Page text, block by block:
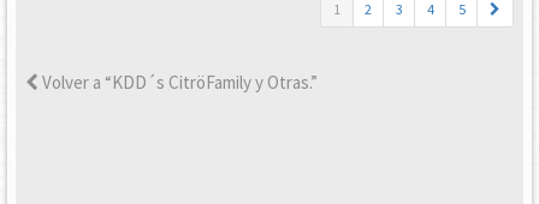
1 2 3 4 5
Volver a “KDD´s CitröFamily y Otras.”